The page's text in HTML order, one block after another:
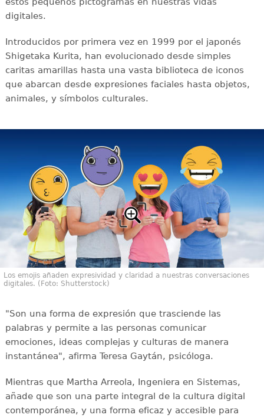
digitales.
Introducidos por primera vez en 1999 por el japonés
Shigetaka Kurita, han evolucionado desde simples
caritas amarillas hasta una vasta biblioteca de iconos
que abarcan desde expresiones faciales hasta objetos,
animales, y símbolos culturales.
Los emojis añaden expresividad y claridad a nuestras conversaciones
digitales. (Foto: Shutterstock)
"Son una forma de expresión que trasciende las
palabras y permite a las personas comunicar
emociones, ideas complejas y culturas de manera
instantánea", afirma Teresa Gaytán, psicóloga.
Mientras que Martha Arreola, Ingeniera en Sistemas,
añade que son una parte integral de la cultura digital
contemporánea, y una forma eficaz y accesible para